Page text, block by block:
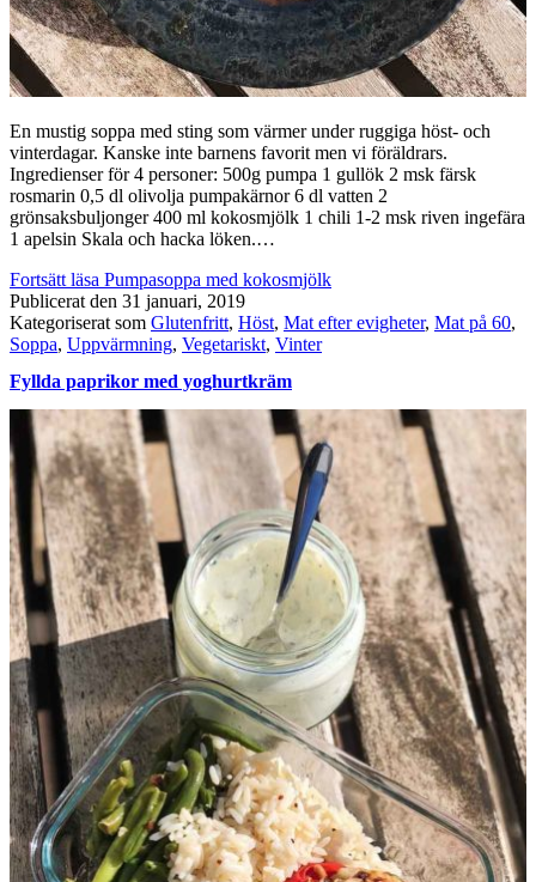
En mustig soppa med sting som värmer under ruggiga höst- och
vinterdagar. Kanske inte barnens favorit men vi föräldrars.
Ingredienser för 4 personer: 500g pumpa 1 gullök 2 msk färsk
rosmarin 0,5 dl olivolja pumpakärnor 6 dl vatten 2
grönsaksbuljonger 400 ml kokosmjölk 1 chili 1-2 msk riven ingefära
1 apelsin Skala och hacka löken.…
Fortsätt läsa Pumpasoppa med kokosmjölk
Publicerat den 31 januari, 2019
Kategoriserat som Glutenfritt, Höst, Mat efter evigheter, Mat på 60,
Soppa, Uppvärmning, Vegetariskt, Vinter
Fyllda paprikor med yoghurtkräm